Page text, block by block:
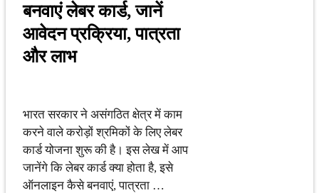
बनवाएं लेबर कार्ड, जानें
आवेदन प्रक्रिया, पात्रता
और लाभ
भारत सरकार ने असंगठित क्षेत्र में काम
करने वाले करोड़ों श्रमिकों के लिए लेबर
कार्ड योजना शुरू की है। इस लेख में आप
जानेंगे कि लेबर कार्ड क्या होता है, इसे
ऑनलाइन कैसे बनवाएं, पात्रता …